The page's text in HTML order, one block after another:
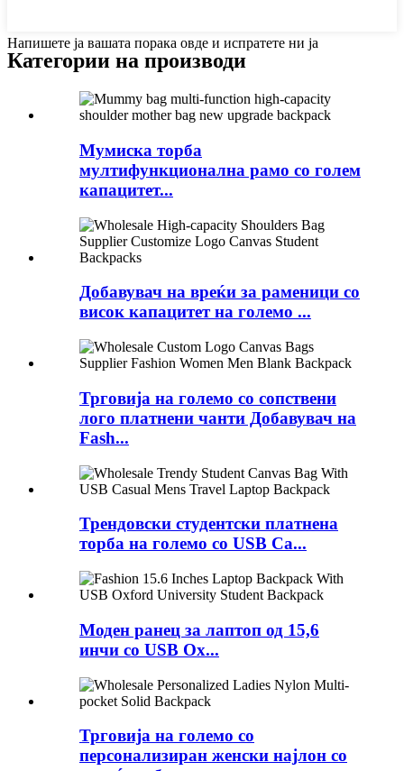
Напишете ја вашата порака овде и испратете ни ја
Категории на производи
Мумиска торба
мултифункционална рамо со голем
капацитет...
Добавувач на вреќи за раменици со
висок капацитет на големо ...
Трговија на големо со сопствени
лого платнени чанти Добавувач на
Fash...
Трендовски студентски платнена
торба на големо со USB Ca...
Моден ранец за лаптоп од 15,6
инчи со USB Ox...
Трговија на големо со
персонализиран женски најлон со